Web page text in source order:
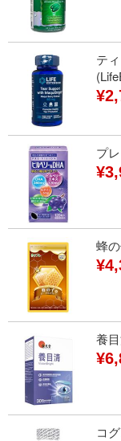
テ
プ
蜂
養
コ